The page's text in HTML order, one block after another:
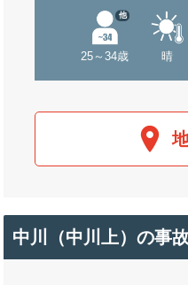
25～34歳
他
晴
中川（中川上）の事